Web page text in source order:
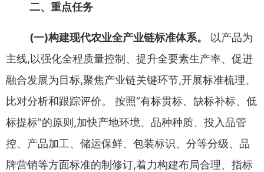
二、 重点任务
(一)构建现代农业全产业链标准体系。
以产品为
主线,以强化全程质量控制 、 提升全要素生产率、 促进
融合发展为目标,聚焦产业链关键环节,开展标准梳理、
比对分析和跟踪评价。 按照“有标贯标、 缺标补标、 低
标提标”的原则 ,加快产地环境、 品种种质、 投 入品管
控、 产品加工、 储运保鲜、 包装标识、 分等分级、 品
牌营销等方面标准的制修订,着力构建布局合理、 指标